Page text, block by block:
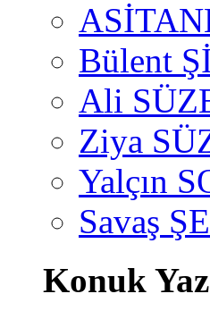
Bülent
Ali
Ziya
Yalçın
Savaş
Konuk